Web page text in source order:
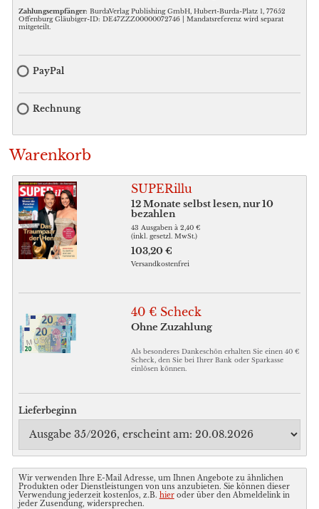
Zahlungsempfänger: BurdaVerlag Publishing GmbH, Hubert-Burda-Platz 1, 77652
Offenburg Gläubiger-ID: DE47ZZZ00000072746 | Mandatsreferenz wird separat
mitgeteilt.
PayPal
Rechnung
Warenkorb
SUPERillu
12 Monate selbst lesen, nur 10
bezahlen
43 Ausgaben à 2,40 €
(inkl. gesetzl. MwSt.)
103,20 €
Versandkostenfrei
40 € Scheck
Ohne Zuzahlung
Als besonderes Dankeschön erhalten Sie einen 40 €
Scheck, den Sie bei Ihrer Bank oder Sparkasse
einlösen können.
Lieferbeginn
Wir verwenden Ihre E-Mail Adresse, um Ihnen Angebote zu ähnlichen
Produkten oder Dienstleistungen von uns anzubieten. Sie können dieser
Verwendung jederzeit kostenlos, z.B. hieroder über den Abmeldelink in
jeder Zusendung, widersprechen.